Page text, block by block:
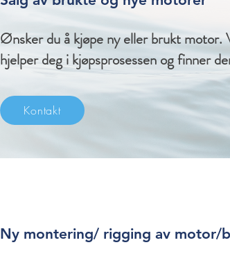
Ønsker du å kjøpe ny eller brukt motor.
hjelper deg i kjøpsprosessen og finner
Kontakt
Ny montering/ rigging av motor/